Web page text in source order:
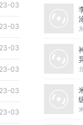
03
03
03
03
03
03